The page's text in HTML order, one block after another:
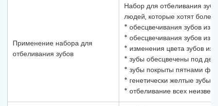
Применение набора для
отбеливания зубов
Набор для отбеливания
людей, которые хотят более
* обесцвечивания зубов из-
* обесцвечивания зубов из-
* изменения цвета зубов
* зубы обесцвечены под
* зубы покрыты пятнами
* генетически желтые зубы
* отбеливание всех